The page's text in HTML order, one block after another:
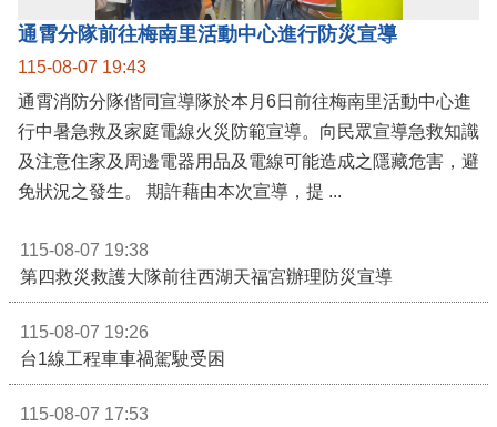
通霄分隊前往梅南里活動中心進行防災宣導
115-08-07 19:43
通霄消防分隊偕同宣導隊於本月6日前往梅南里活動中心進
行中暑急救及家庭電線火災防範宣導。向民眾宣導急救知識
及注意住家及周邊電器用品及電線可能造成之隱藏危害，避
免狀況之發生。 期許藉由本次宣導，提 ...
115-08-07 19:38
第四救災救護大隊前往西湖天福宮辦理防災宣導
115-08-07 19:26
台1線工程車車禍駕駛受困
115-08-07 17:53